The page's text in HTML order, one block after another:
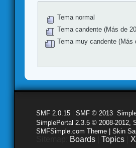
Tema normal
Tema candente (Más de
Tema muy candente (Más
SMF 2.0.15 SMF © 2013
SimplePortal 2.3.5 © 2008-2012,
SMFSimple.com Theme | Skin
Boards Topics